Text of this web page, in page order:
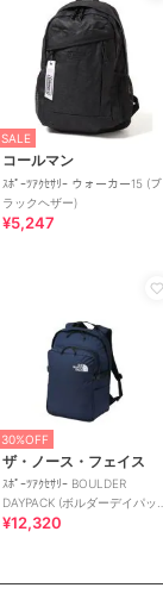
SALE
コールマン
ｽﾎﾟｰﾂｱｸｾｻﾘｰ ウォーカー15 (ブ
ラックヘザー)
¥5,247
30%OFF
ザ・ノース・フェイス
ｽﾎﾟｰﾂｱｸｾｻﾘｰ BOULDER
DAYPACK (ボルダーデイパッ
ク)
¥12,320